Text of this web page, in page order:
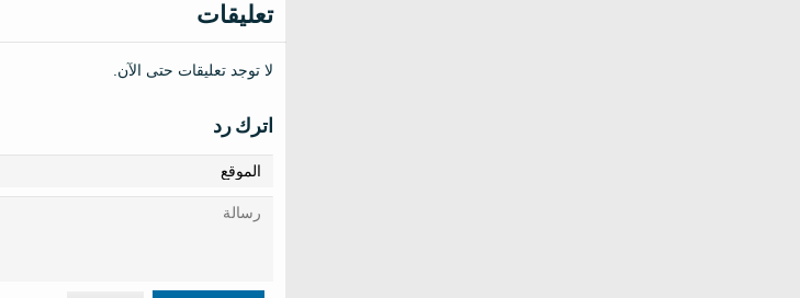
تعليقات
لا توجد تعليقات حتى الآن.
اترك رد